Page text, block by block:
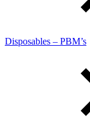
Disposables – PBM’s